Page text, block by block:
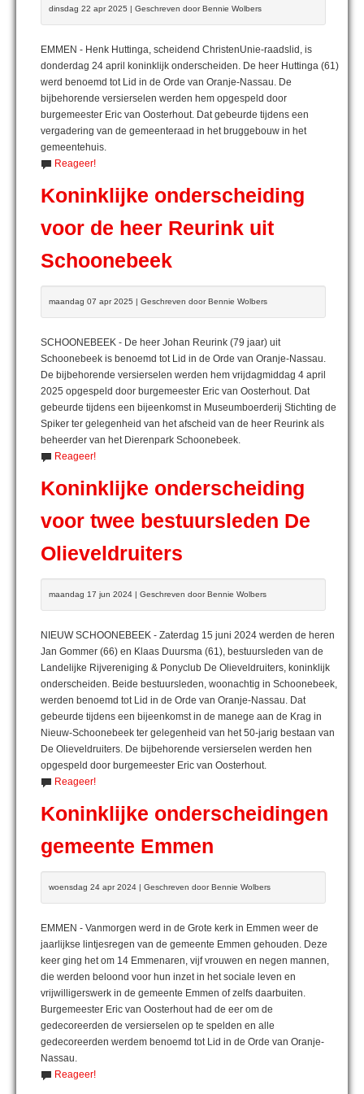
dinsdag 22 apr 2025 | Geschreven door Bennie Wolbers
EMMEN - Henk Huttinga, scheidend ChristenUnie-raadslid, is
donderdag 24 april koninklijk onderscheiden. De heer Huttinga (61)
werd benoemd tot Lid in de Orde van Oranje-Nassau. De
bijbehorende versierselen werden hem opgespeld door
burgemeester Eric van Oosterhout. Dat gebeurde tijdens een
vergadering van de gemeenteraad in het bruggebouw in het
gemeentehuis.
Reageer!
Koninklijke onderscheiding
voor de heer Reurink uit
Schoonebeek
maandag 07 apr 2025 | Geschreven door Bennie Wolbers
SCHOONEBEEK - De heer Johan Reurink (79 jaar) uit
Schoonebeek is benoemd tot Lid in de Orde van Oranje-Nassau.
De bijbehorende versierselen werden hem vrijdagmiddag 4 april
2025 opgespeld door burgemeester Eric van Oosterhout. Dat
gebeurde tijdens een bijeenkomst in Museumboerderij Stichting de
Spiker ter gelegenheid van het afscheid van de heer Reurink als
beheerder van het Dierenpark Schoonebeek.
Reageer!
Koninklijke onderscheiding
voor twee bestuursleden De
Olieveldruiters
maandag 17 jun 2024 | Geschreven door Bennie Wolbers
NIEUW SCHOONEBEEK - Zaterdag 15 juni 2024 werden de heren
Jan Gommer (66) en Klaas Duursma (61), bestuursleden van de
Landelijke Rijvereniging & Ponyclub De Olieveldruiters, koninklijk
onderscheiden. Beide bestuursleden, woonachtig in Schoonebeek,
werden benoemd tot Lid in de Orde van Oranje-Nassau. Dat
gebeurde tijdens een bijeenkomst in de manege aan de Krag in
Nieuw-Schoonebeek ter gelegenheid van het 50-jarig bestaan van
De Olieveldruiters. De bijbehorende versierselen werden hen
opgespeld door burgemeester Eric van Oosterhout.
Reageer!
Koninklijke onderscheidingen
gemeente Emmen
woensdag 24 apr 2024 | Geschreven door Bennie Wolbers
EMMEN - Vanmorgen werd in de Grote kerk in Emmen weer de
jaarlijkse lintjesregen van de gemeente Emmen gehouden. Deze
keer ging het om 14 Emmenaren, vijf vrouwen en negen mannen,
die werden beloond voor hun inzet in het sociale leven en
vrijwilligerswerk in de gemeente Emmen of zelfs daarbuiten.
Burgemeester Eric van Oosterhout had de eer om de
gedecoreerden de versierselen op te spelden en alle
gedecoreerden werdem benoemd tot Lid in de Orde van Oranje-
Nassau.
Reageer!